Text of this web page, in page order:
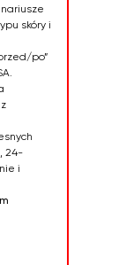
skóry i
po”
24-
i